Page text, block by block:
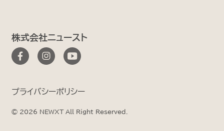
株式会社ニュースト
プライバシーポリシー
© 2026 NEWXT All Right Reserved.